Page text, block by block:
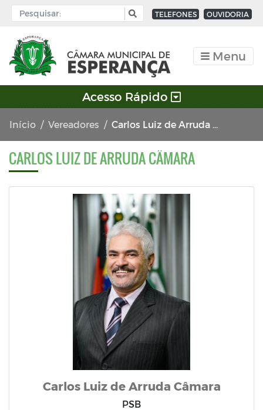
TELEFONES OUVIDORIA
Menu
Acesso Rápido
Início Vereadores Carlos Luiz de Arruda Câmara
CARLOS LUIZ DE ARRUDA CÂMARA
Carlos Luiz de Arruda Câmara
PSB